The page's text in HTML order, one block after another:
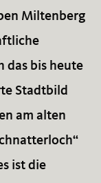
Miltenberg
das bis heute
Stadtbild
am alten
ist die